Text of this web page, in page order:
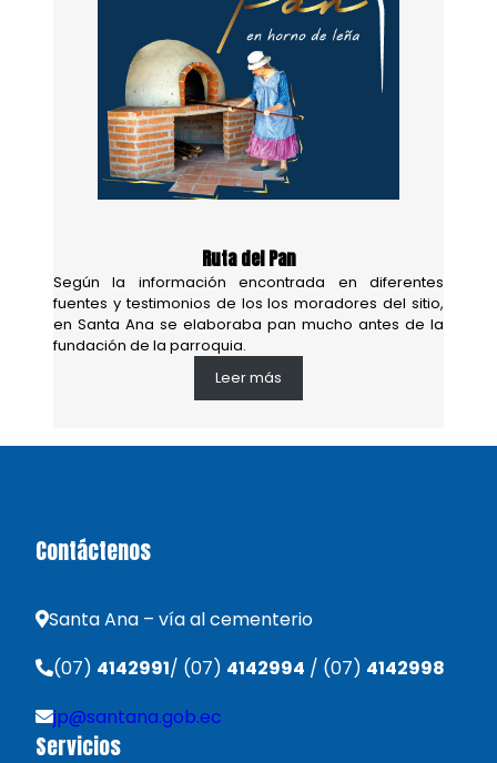
Ruta del Pan
Según la información encontrada en diferentes
fuentes y testimonios de los los moradores del sitio,
en Santa Ana se elaboraba pan mucho antes de la
fundación de la parroquia.
Leer más
Contáctenos
Santa Ana – vía al cementerio
(07) 4142991/ (07) 4142994 / (07) 4142998
jp@santana.gob.ec
Servicios